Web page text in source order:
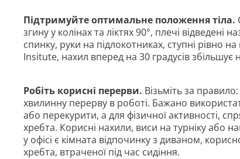
Підтримуйте оптимальне положення тіла.
згину у колінах та ліктях 90°, плечі відведені
спинку, руки на підлокотниках, ступні рівно
Insitute, нахил вперед на 30 градусів
Робіть корисні перерви. Візьміть за
хвилинну перерву в роботі. Бажано
або перекурити, а для фізичної активності,
хребта. Корисні нахили, виси на турніку або
у офісі є кімната відпочинку з диваном,
хребта, втраченої під час сидіння.